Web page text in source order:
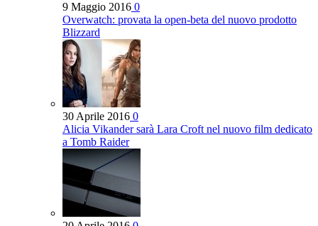
9 Maggio 2016 0
Overwatch: provata la open-beta del nuovo prodotto
Blizzard
30 Aprile 2016 0
Alicia Vikander sarà Lara Croft nel nuovo film dedicato
a Tomb Raider